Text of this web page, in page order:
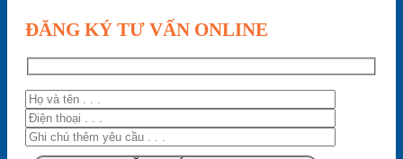
ĐĂNG KÝ TƯ VẤN ONLINE